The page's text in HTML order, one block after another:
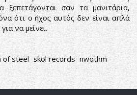
ξεπετάγονται σαν τα μανιτάρια,
ότι ο ήχος αυτός δεν είναι απλά
να μείνει.
of steel skol records nwothm